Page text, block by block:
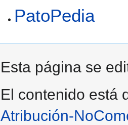
PatoPedia
Esta página se
El contenido está
Atribución-